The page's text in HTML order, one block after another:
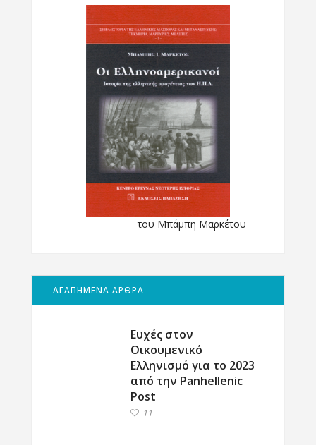
του Μπάμπη Μαρκέτου
ΑΓΑΠΗΜΕΝΑ ΑΡΘΡΑ
Ευχές στον
Οικουμενικό
Ελληνισμό για το 2023
από την Panhellenic
Post
11